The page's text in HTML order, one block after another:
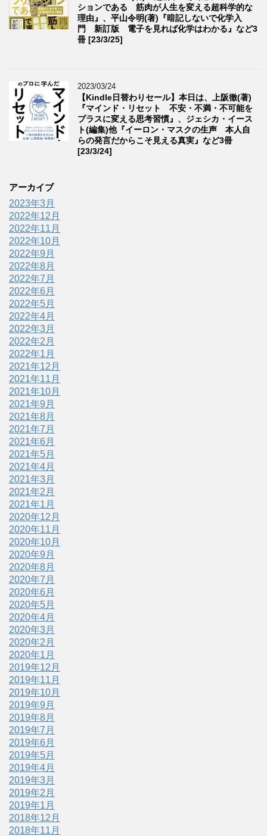
ションである 筋肉が人生を変える超科学的な
理由』、平山令明(著)『暗記しないで化学入
門 新訂版 電子を見れば化学はわかる』など3
冊 [23/3/25]
2023/03/24
【Kindle日替わりセール】本日は、上阪徹(著)
『マインド・リセット 不安・不満・不可能を
プラスに変える思考習慣』、ジェシカ・イース
ト(編集)他『イーロン・マスクの生声 本人自
らの発言だからこそ見える真実』など3冊
[23/3/24]
アーカイブ
2023年3月
2022年12月
2022年11月
2022年10月
2022年9月
2022年8月
2022年7月
2022年6月
2022年5月
2022年4月
2022年3月
2022年2月
2022年1月
2021年12月
2021年11月
2021年10月
2021年9月
2021年8月
2021年7月
2021年6月
2021年5月
2021年4月
2021年3月
2021年2月
2021年1月
2020年12月
2020年11月
2020年10月
2020年9月
2020年8月
2020年7月
2020年6月
2020年5月
2020年4月
2020年3月
2020年2月
2020年1月
2019年12月
2019年11月
2019年10月
2019年9月
2019年8月
2019年7月
2019年6月
2019年5月
2019年4月
2019年3月
2019年2月
2019年1月
2018年12月
2018年11月